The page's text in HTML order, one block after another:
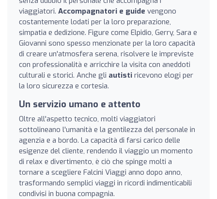
viaggiatori. Accompagnatori e guide vengono
costantemente lodati per la loro preparazione,
simpatia e dedizione. Figure come Elpidio, Gerry, Sara e
Giovanni sono spesso menzionate per la loro capacità
di creare un'atmosfera serena, risolvere le impreviste
con professionalità e arricchire la visita con aneddoti
culturali e storici. Anche gli autisti ricevono elogi per
la loro sicurezza e cortesia.
Un servizio umano e attento
Oltre all'aspetto tecnico, molti viaggiatori
sottolineano l'umanità e la gentilezza del personale in
agenzia e a bordo. La capacità di farsi carico delle
esigenze del cliente, rendendo il viaggio un momento
di relax e divertimento, è ciò che spinge molti a
tornare a scegliere Falcini Viaggi anno dopo anno,
trasformando semplici viaggi in ricordi indimenticabili
condivisi in buona compagnia.